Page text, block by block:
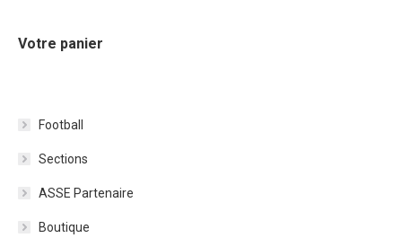
Votre panier
Football
Sections
ASSE Partenaire
Boutique